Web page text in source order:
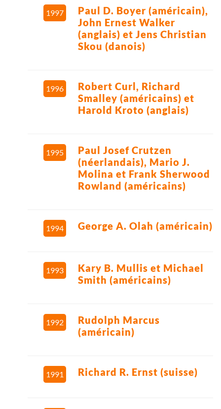
1997
Paul D. Boyer (américain),
John Ernest Walker
(anglais) et Jens Christian
Skou (danois)
1996
Robert Curl, Richard
Smalley (américains) et
Harold Kroto (anglais)
1995
Paul Josef Crutzen
(néerlandais), Mario J.
Molina et Frank Sherwood
Rowland (américains)
1994 George A. Olah (américain)
1993
Kary B. Mullis et Michael
Smith (américains)
1992
Rudolph Marcus
(américain)
1991 Richard R. Ernst (suisse)